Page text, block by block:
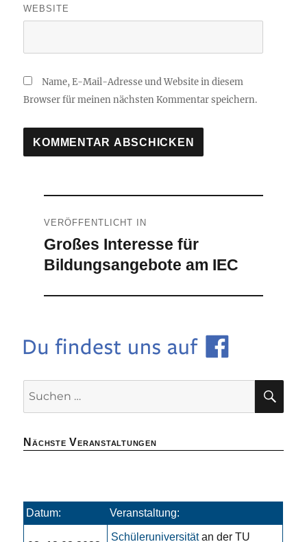
WEBSITE
Name, E-Mail-Adresse und Website in diesem
Browser für meinen nächsten Kommentar speichern.
VERÖFFENTLICHT IN
Großes Interesse für
Bildungsangebote am IEC
Nächste Veranstaltungen
Datum: Veranstaltung:
Schüleruniversitätan der TU